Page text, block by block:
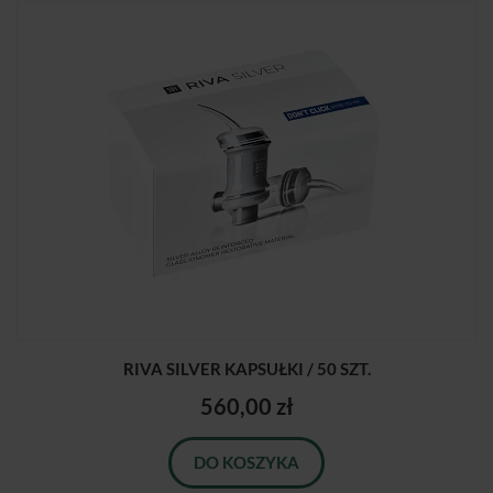
RIVA SILVER KAPSUŁKI / 50 SZT.
560,00 zł
DO KOSZYKA